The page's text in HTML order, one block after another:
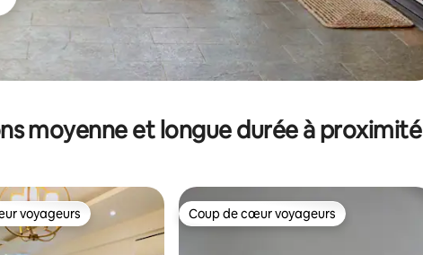
moyenne et longue durée à proximité
voyageurs les plus appréciés
voyageurs Coup de cœur voyageurs
Coup de cœur voyageurs